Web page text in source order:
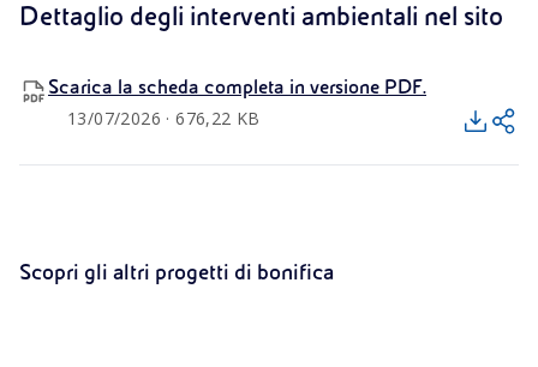
contaminazioni nel mare e nell’aria. Nel 2022, l’area è
Dettaglio degli interventi ambientali nel sito
Scarica la scheda completa in versione PDF.
13/07/2026 · 676,22 KB
Scopri gli altri progetti di bonifica
Manfredonia
Ravenna